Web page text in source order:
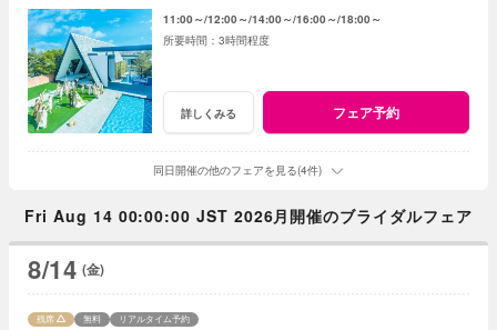
11:00～ 12:00～ 14:00～ 16:00～ 18:00～
3時間程度
詳しくみる フェア予約
同日開催の他のフェアを見る(4件)
Fri Aug 14 00:00:00 JST 2026月開催のブライダルフェア
8/14 (金)
残席 無料 リアルタイム予約